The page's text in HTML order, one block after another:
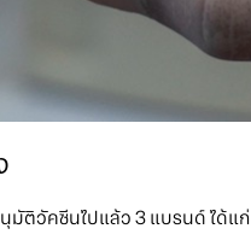
มัติวัคซีนไปแล้ว 3 แบรนด์ ได้แก่